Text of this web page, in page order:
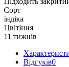
Сорт
індіка
Цвітіння
11 тижнів
Відгуків0